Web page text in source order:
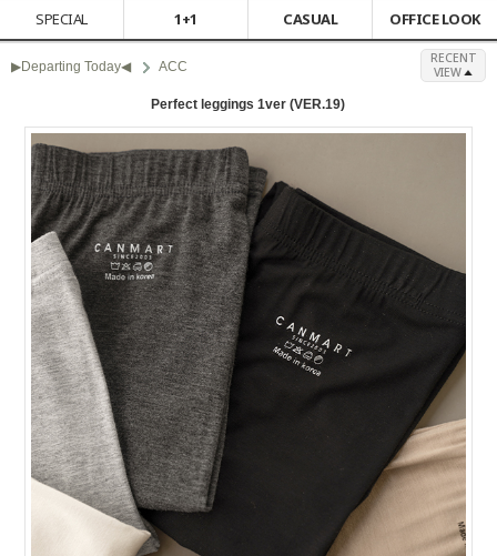
SPECIAL
1+1 CASUAL OFFICE LOOK
▶Departing Today◀ ACC
RECENT
VIEW
Perfect leggings 1ver (VER.19)